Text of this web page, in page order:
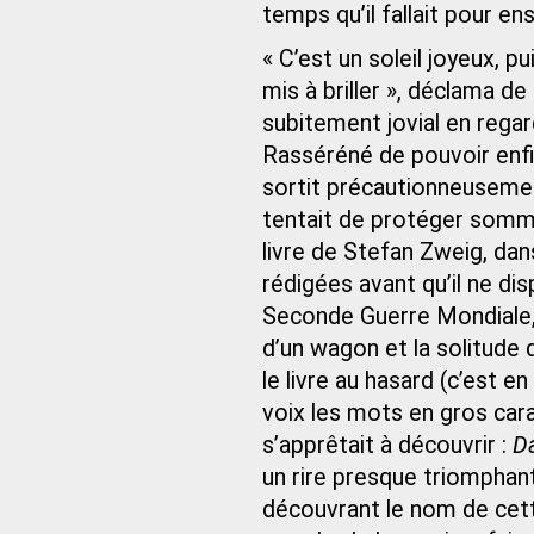
temps qu’il fallait pour
« C’est un soleil joyeux,
mis à briller », déclama
subitement jovial en
Rasséréné de pouvoir
sortit
tentait de protéger
livre de Stefan Zweig,
rédigées avant qu’il ne
Seconde Guerre
d’un wagon et la solitude
le livre au hasard (c’est
voix les mots en gros
s’apprêtait à découvrir :
un rire presque
découvrant le nom de